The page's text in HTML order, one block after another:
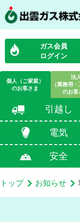
ガス会員
ログイン
個人（ご家庭）
のお客さま
法人
（業務用・
のお客
引越し
電気
安全
トップ お知らせ